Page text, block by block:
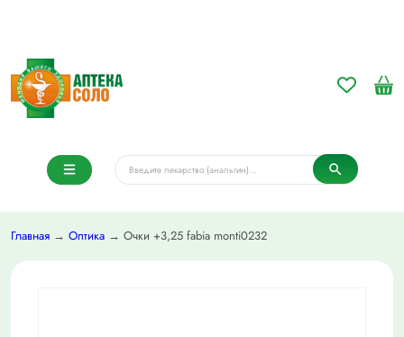
Главная → Оптика → Очки +3,25 fabia monti0232